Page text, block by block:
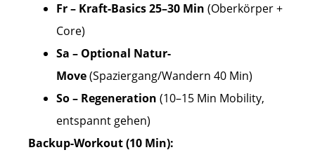
Fr – Kraft-Basics 25–30 Min (Oberkörper +
Core)
Sa – Optional Natur-
Move(Spaziergang/Wandern 40 Min)
So – Regeneration (10–15 Min Mobility,
entspannt gehen)
Backup-Workout (10 Min):